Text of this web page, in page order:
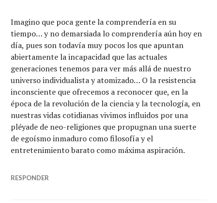
Imagino que poca gente la comprendería en su
tiempo… y no demarsiada lo comprendería aún hoy en
día, pues son todavía muy pocos los que apuntan
abiertamente la incapacidad que las actuales
generaciones tenemos para ver más allá de nuestro
universo individualista y atomizado… O la resistencia
inconsciente que ofrecemos a reconocer que, en la
época de la revolución de la ciencia y la tecnología, en
nuestras vidas cotidianas vivimos influidos por una
pléyade de neo-religiones que propugnan una suerte
de egoísmo inmaduro como filosofía y el
entretenimiento barato como máxima aspiración.
RESPONDER